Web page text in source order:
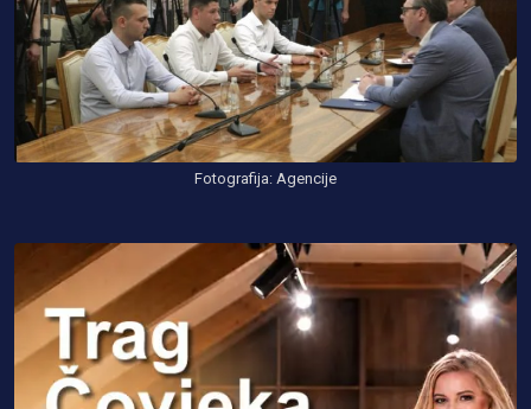
Fotografija: Agencije